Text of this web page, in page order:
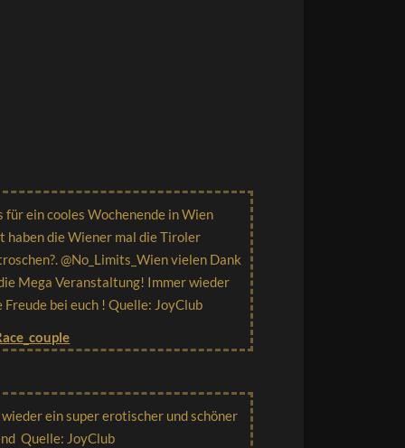
für ein cooles Wochenende in Wien
haben die Wiener mal die Tiroler
@No_Limits_Wien vielen Dank
Mega Veranstaltung! Immer wieder
Freude bei euch ! Quelle: JoyClub
ein super erotischer und schöner
Quelle: JoyClub